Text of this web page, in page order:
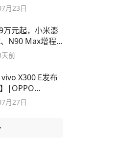
月23日
万元起，小米澎
N90 Max增程
前
X300 E发布
】|OPPO
机官宣
月27日